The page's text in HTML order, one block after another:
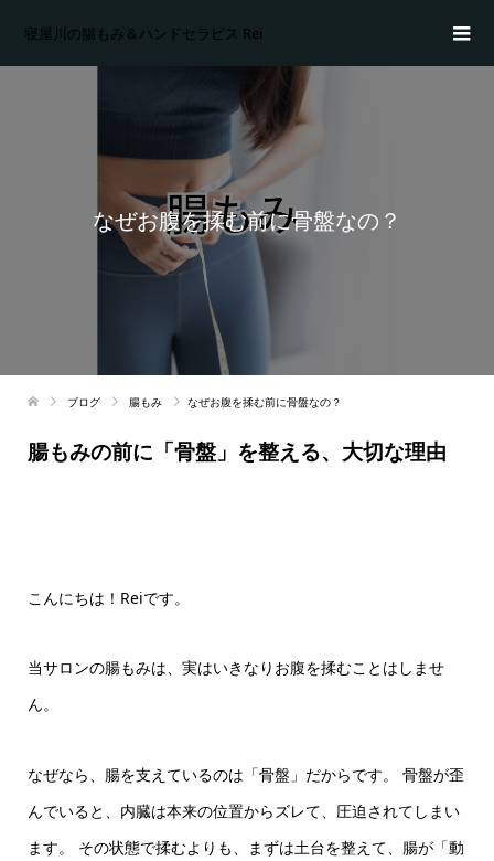
寝屋川の腸もみ＆ハンドセラピス Rei
なぜお腹を揉む前に骨盤なの？
ブログ 腸もみ なぜお腹を揉む前に骨盤なの？
腸もみの前に「骨盤」を整える、大切な理由
こんにちは！Reiです。
当サロンの腸もみは、実はいきなりお腹を揉むことはしませ
ん。
なぜなら、腸を支えているのは「骨盤」だからです。 骨盤が歪
んでいると、内臓は本来の位置からズレて、圧迫されてしまい
ます。 その状態で揉むよりも、まずは土台を整えて、腸が「動